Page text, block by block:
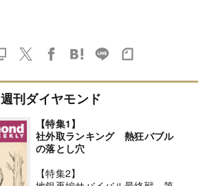
週刊ダイヤモンド
【特集1】
社外取ランキング 熱狂バブル
の落とし穴
【特集2】